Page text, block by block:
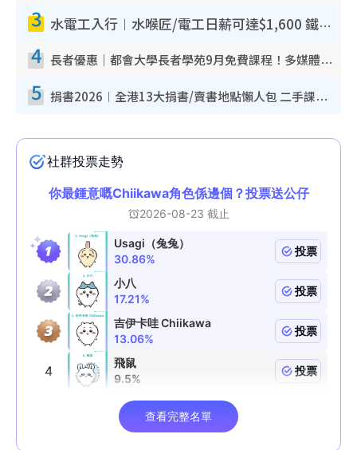
3 水電工入行︱水喉匠/電工日薪可達$1,600 鐵飯碗職業難被AI取代！附薪酬參考＋入行考牌途徑
4 長者優惠｜都會大學長者學苑9月免費課程！多媒體/微電影創作/網絡安全 附報名方法教學
5 捐書2026︱全港13大捐書/賣書地點懶人包 二手課本最高$150＋舊書換免費咖啡/戲票